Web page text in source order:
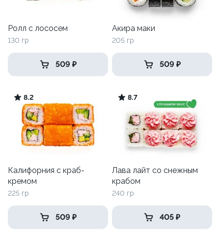
Ролл с лососем
130 гр
509 ₽
Акира маки
205 гр
509 ₽
8.2
Калифорния с краб-
кремом
225 гр
509 ₽
8.7
Лава лайт со снежным
крабом
240 гр
405 ₽